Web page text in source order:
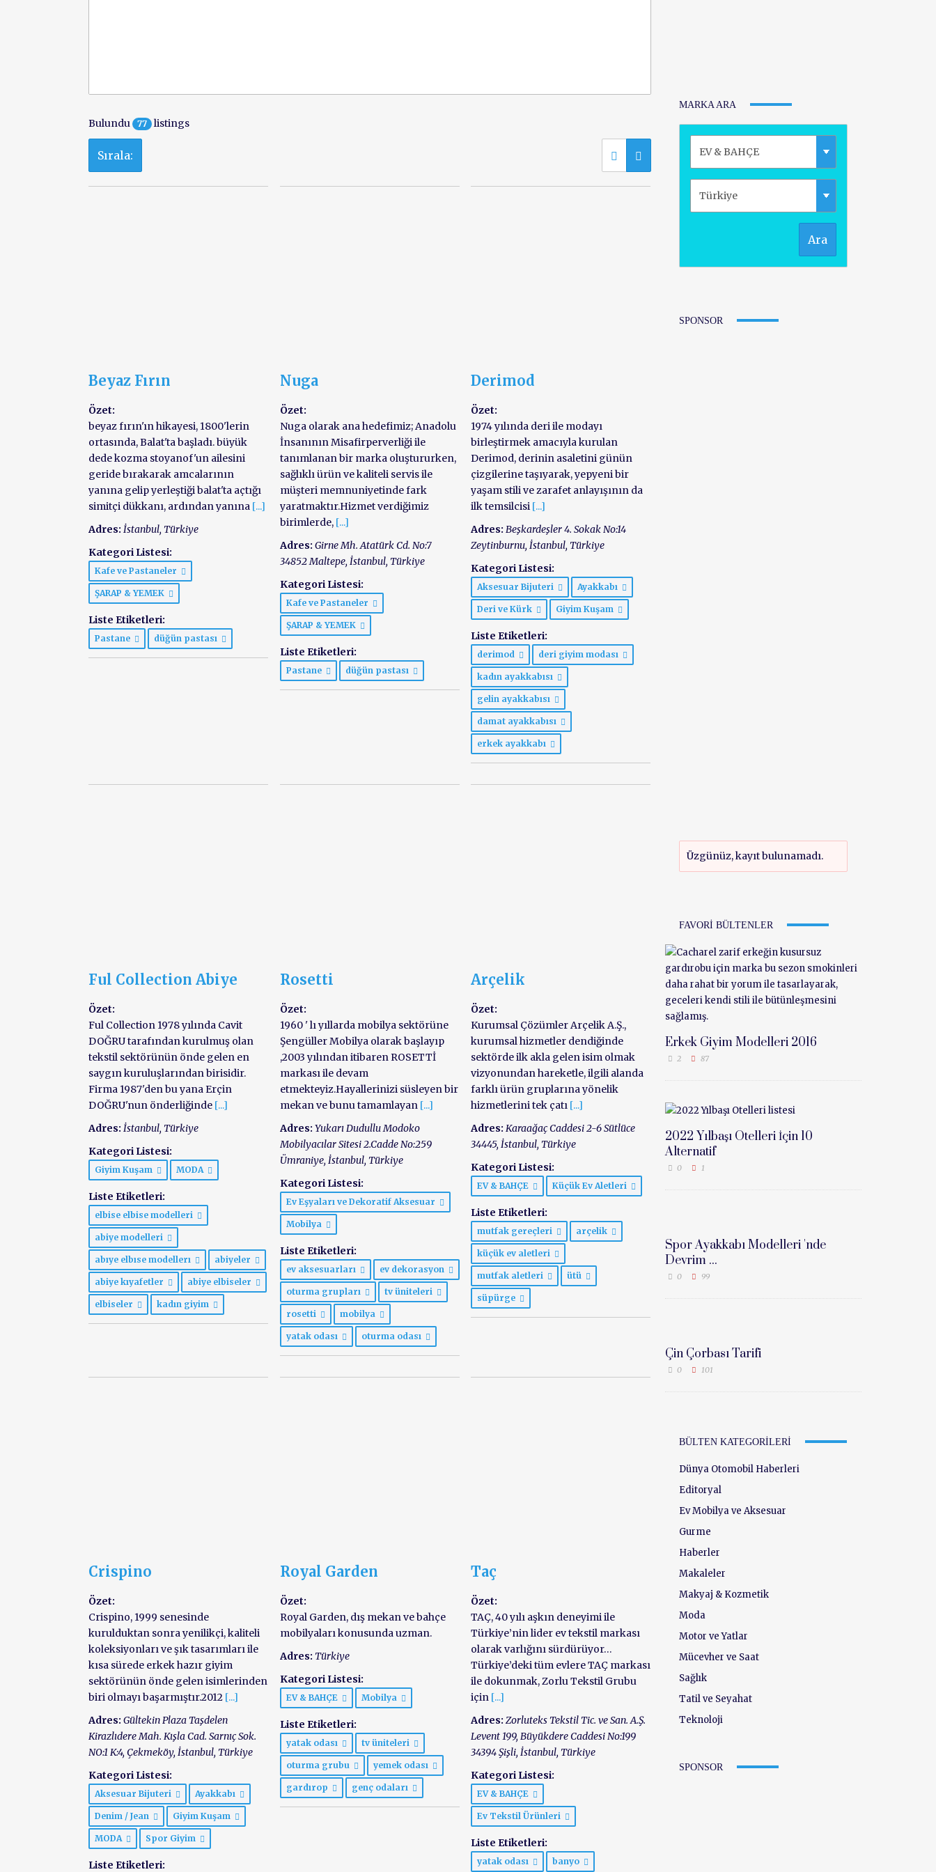
Bulundu 77 listings
Sırala:
Beyaz Fırın
Özet:
beyaz fırın'ın hikayesi, 1800'lerin
ortasında, Balat'ta başladı. büyük
dede kozma stoyanof'un ailesini
geride bırakarak amcalarının
yanına gelip yerleştiği balat'ta açtığı
simitçi dükkanı, ardından yanına [...]
Adres: İstanbul, Türkiye
Kategori Listesi:
Kafe ve Pastaneler
ŞARAP & YEMEK
Liste Etiketleri:
Pastane düğün pastası
Nuga
Özet:
Nuga olarak ana hedefimiz; Anadolu
İnsanının Misafirperverliği ile
tanımlanan bir marka oluştururken,
sağlıklı ürün ve kaliteli servis ile
müşteri memnuniyetinde fark
yaratmaktır.Hizmet verdiğimiz
birimlerde, [...]
Adres: Girne Mh. Atatürk Cd. No:7
34852 Maltepe, İstanbul, Türkiye
Kategori Listesi:
Kafe ve Pastaneler
ŞARAP & YEMEK
Liste Etiketleri:
Pastane düğün pastası
Derimod
Özet:
1974 yılında deri ile modayı
birleştirmek amacıyla kurulan
Derimod, derinin asaletini günün
çizgilerine taşıyarak, yepyeni bir
yaşam stili ve zarafet anlayışının da
ilk temsilcisi [...]
Adres: Beşkardeşler 4. Sokak No:14
Zeytinburnu,İstanbul, Türkiye
Kategori Listesi:
Aksesuar Bijuteri Ayakkabı
Deri ve Kürk Giyim Kuşam
Liste Etiketleri:
derimod deri giyim modası
kadın ayakkabısı
gelin ayakkabısı
damat ayakkabısı
erkek ayakkabı
Ful Collection Abiye
Özet:
Ful Collection 1978 yılında Cavit
DOĞRU tarafından kurulmuş olan
tekstil sektörünün önde gelen en
saygın kuruluşlarından birisidir.
Firma 1987'den bu yana Erçin
DOĞRU'nun önderliğinde [...]
Adres: İstanbul, Türkiye
Kategori Listesi:
Giyim Kuşam MODA
Liste Etiketleri:
elbise elbise modelleri
abiye modelleri
abıye elbıse modellerı abiyeler
abiye kıyafetler abiye elbiseler
elbiseler kadın giyim
Rosetti
Özet:
1960 ' lı yıllarda mobilya sektörüne
Şengüller Mobilya olarak başlayıp
,2003 yılından itibaren ROSETTİ
markası ile devam
etmekteyiz.Hayallerinizi süsleyen bir
mekan ve bunu tamamlayan [...]
Adres: Yukarı Dudullu Modoko
Mobilyacılar Sitesi 2.Cadde No:259
Ümraniye, İstanbul, Türkiye
Kategori Listesi:
Ev Eşyaları ve Dekoratif Aksesuar
Mobilya
Liste Etiketleri:
ev aksesuarları ev dekorasyon
oturma grupları tv üniteleri
rosetti mobilya
yatak odası oturma odası
Arçelik
Özet:
Kurumsal Çözümler Arçelik A.Ş.,
kurumsal hizmetler dendiğinde
sektörde ilk akla gelen isim olmak
vizyonundan hareketle, ilgili alanda
farklı ürün gruplarına yönelik
hizmetlerini tek çatı [...]
Adres: Karaağaç Caddesi 2-6 Sütlüce
34445,İstanbul, Türkiye
Kategori Listesi:
EV & BAHÇE Küçük Ev Aletleri
Liste Etiketleri:
mutfak gereçleri arçelik
küçük ev aletleri
mutfak aletleri ütü
süpürge
Crispino
Özet:
Crispino, 1999 senesinde
kurulduktan sonra yenilikçi, kaliteli
koleksiyonları ve şık tasarımları ile
kısa sürede erkek hazır giyim
sektörünün önde gelen isimlerinden
biri olmayı başarmıştır.2012 [...]
Adres: Gültekin Plaza Taşdelen
Kirazlıdere Mah. Kışla Cad. Sarnıç Sok.
NO:1 K:4, Çekmeköy, İstanbul, Türkiye
Kategori Listesi:
Aksesuar Bijuteri Ayakkabı
Denim / Jean Giyim Kuşam
MODA Spor Giyim
Liste Etiketleri:
Royal Garden
Özet:
Royal Garden, dış mekan ve bahçe
mobilyaları konusunda uzman.
Adres: Türkiye
Kategori Listesi:
EV & BAHÇE Mobilya
Liste Etiketleri:
yatak odası tv üniteleri
oturma grubu yemek odası
gardırop genç odaları
Taç
Özet:
TAÇ, 40 yılı aşkın deneyimi ile
Türkiye’nin lider ev tekstil markası
olarak varlığını sürdürüyor…
Türkiye’deki tüm evlere TAÇ markası
ile dokunmak, Zorlu Tekstil Grubu
için [...]
Adres: Zorluteks Tekstil Tic. ve San. A.Ş.
Levent 199, Büyükdere Caddesi No:199
34394 Şişli,İstanbul, Türkiye
Kategori Listesi:
EV & BAHÇE
Ev Tekstil Ürünleri
Liste Etiketleri:
yatak odası banyo
MARKA ARA
Ara
SPONSOR
Üzgünüz, kayıt bulunamadı.
FAVORI BÜLTENLER
Erkek Giyim Modelleri 2016
2 87
2022 Yılbaşı Otelleri İçin 10
Alternatif
0 1
Spor Ayakkabı Modelleri 'nde
Devrim ...
0 99
Çin Çorbası Tarifi
0 101
BÜLTEN KATEGORILERI
Dünya Otomobil Haberleri
Editoryal
Ev Mobilya ve Aksesuar
Gurme
Haberler
Makaleler
Makyaj & Kozmetik
Moda
Motor ve Yatlar
Mücevher ve Saat
Sağlık
Tatil ve Seyahat
Teknoloji
SPONSOR